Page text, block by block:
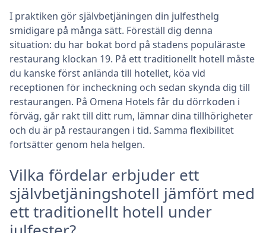
I praktiken gör självbetjäningen din julfesthelg
smidigare på många sätt. Föreställ dig denna
situation: du har bokat bord på stadens populäraste
restaurang klockan 19. På ett traditionellt hotell måste
du kanske först anlända till hotellet, köa vid
receptionen för incheckning och sedan skynda dig till
restaurangen. På Omena Hotels får du dörrkoden i
förväg, går rakt till ditt rum, lämnar dina tillhörigheter
och du är på restaurangen i tid. Samma flexibilitet
fortsätter genom hela helgen.
Vilka fördelar erbjuder ett
självbetjäningshotell jämfört med
ett traditionellt hotell under